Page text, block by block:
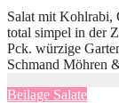
Salat mit Kohlrabi,
total simpel in der
Pck. würzige
Schmand Möhren
Beilage Salate